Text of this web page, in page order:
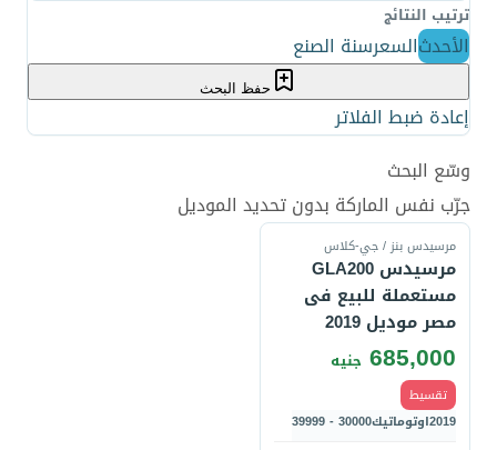
ترتيب النتائج
الأحدثالسعرسنة الصنع
حفظ البحث
إعادة ضبط الفلاتر
وسّع البحث
جرّب نفس الماركة بدون تحديد الموديل
مرسيدس بنز / جي-كلاس
مرسيدس GLA200
مستعملة للبيع فى
مصر موديل 2019
685,000 جنيه
تقسيط
2019اوتوماتيك30000 - 39999